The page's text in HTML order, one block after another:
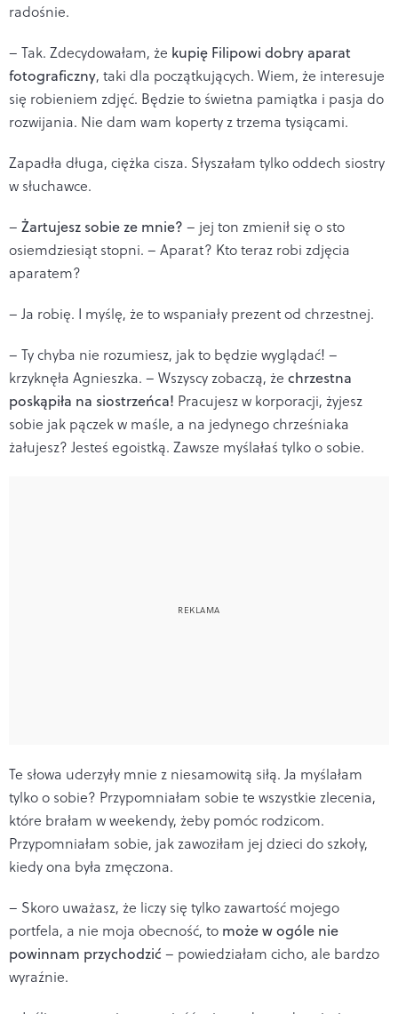
radośnie.
– Tak. Zdecydowałam, że kupię Filipowi dobry aparat
fotograficzny, taki dla początkujących. Wiem, że interesuje
się robieniem zdjęć. Będzie to świetna pamiątka i pasja do
rozwijania. Nie dam wam koperty z trzema tysiącami.
Zapadła długa, ciężka cisza. Słyszałam tylko oddech siostry
w słuchawce.
– Żartujesz sobie ze mnie? – jej ton zmienił się o sto
osiemdziesiąt stopni. – Aparat? Kto teraz robi zdjęcia
aparatem?
– Ja robię. I myślę, że to wspaniały prezent od chrzestnej.
– Ty chyba nie rozumiesz, jak to będzie wyglądać! –
krzyknęła Agnieszka. – Wszyscy zobaczą, że chrzestna
poskąpiła na siostrzeńca! Pracujesz w korporacji, żyjesz
sobie jak pączek w maśle, a na jedynego chrześniaka
żałujesz? Jesteś egoistką. Zawsze myślałaś tylko o sobie.
Te słowa uderzyły mnie z niesamowitą siłą. Ja myślałam
tylko o sobie? Przypomniałam sobie te wszystkie zlecenia,
które brałam w weekendy, żeby pomóc rodzicom.
Przypomniałam sobie, jak zawoziłam jej dzieci do szkoły,
kiedy ona była zmęczona.
– Skoro uważasz, że liczy się tylko zawartość mojego
portfela, a nie moja obecność, to może w ogóle nie
powinnam przychodzić – powiedziałam cicho, ale bardzo
wyraźnie.